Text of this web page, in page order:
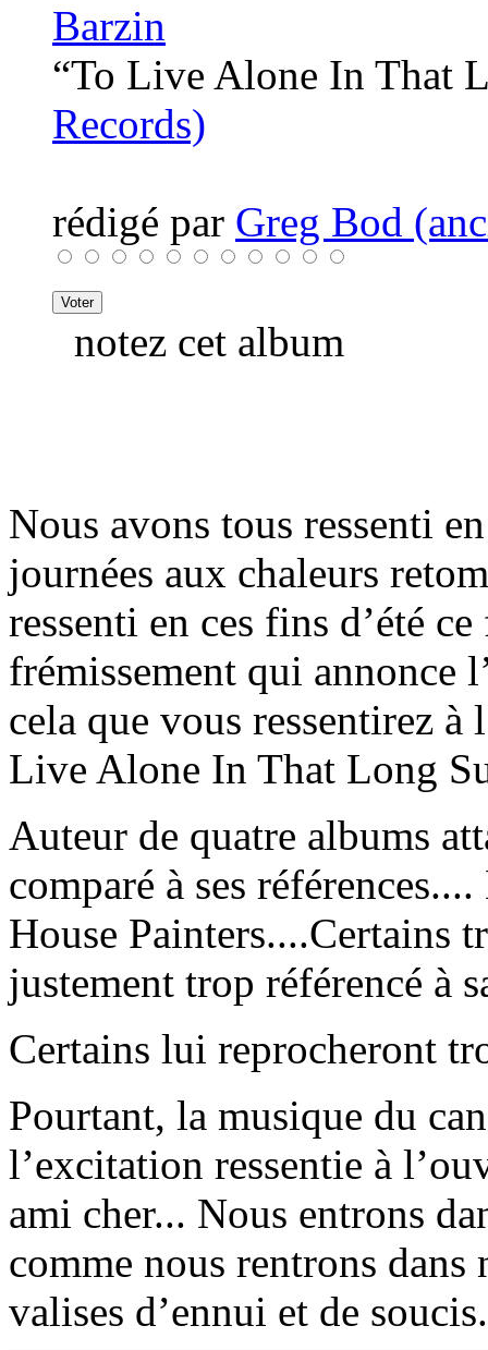
Barzin
“To Live Alone In That
Records)
rédigé par Greg Bod
notez cet album
Nous avons tous ressenti
journées aux chaleurs
ressenti en ces fins d’été
frémissement qui annonce
cela que vous ressentirez
Live Alone In That Long
Auteur de quatre albums
comparé à ses
House Painters....Certains
justement trop référencé à
Certains lui reprocheront
Pourtant, la musique du
l’excitation ressentie à
ami cher... Nous entrons
comme nous rentrons dans
valises d’ennui et de